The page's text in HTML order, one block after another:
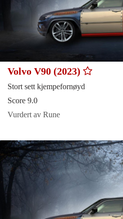
Volvo V90 (2023)
Stort sett kjempefornøyd
Score 9.0
Vurdert av Rune